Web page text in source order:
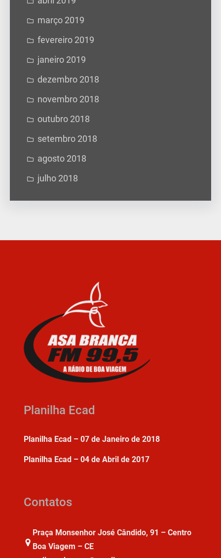
março 2019
fevereiro 2019
janeiro 2019
dezembro 2018
novembro 2018
outubro 2018
setembro 2018
agosto 2018
julho 2018
Planilha Ecad
Planilha Ecad – 07 de Janeiro de 2018
Planilha Ecad – 04 de Abril de 2017
Contatos
Praça Monsenhor José Cândido, 91 – Centro
Boa Viagem – CE